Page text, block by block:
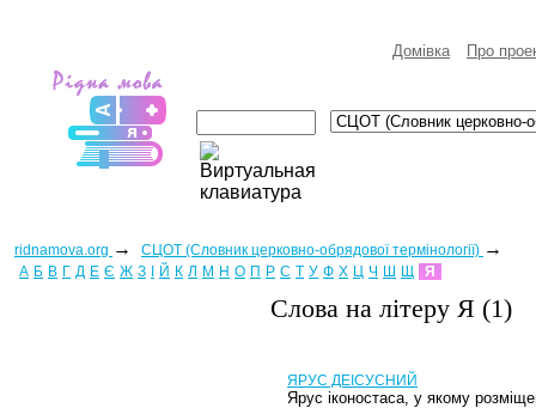
Домівка Про
ridnamova.org → СЦОТ (Словник церковно-обрядової термінології) →
А Б В Г Д Е Є Ж З Й К Л М Н О П Р С Т У Ф Х Ц Ч Ш Щ Я
Слова на лiтеру Я (1)
ЯРУС ДЕІСУСНИЙ
Ярус іконостаса, у якому